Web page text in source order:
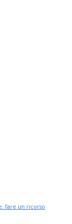
fare un ricorso